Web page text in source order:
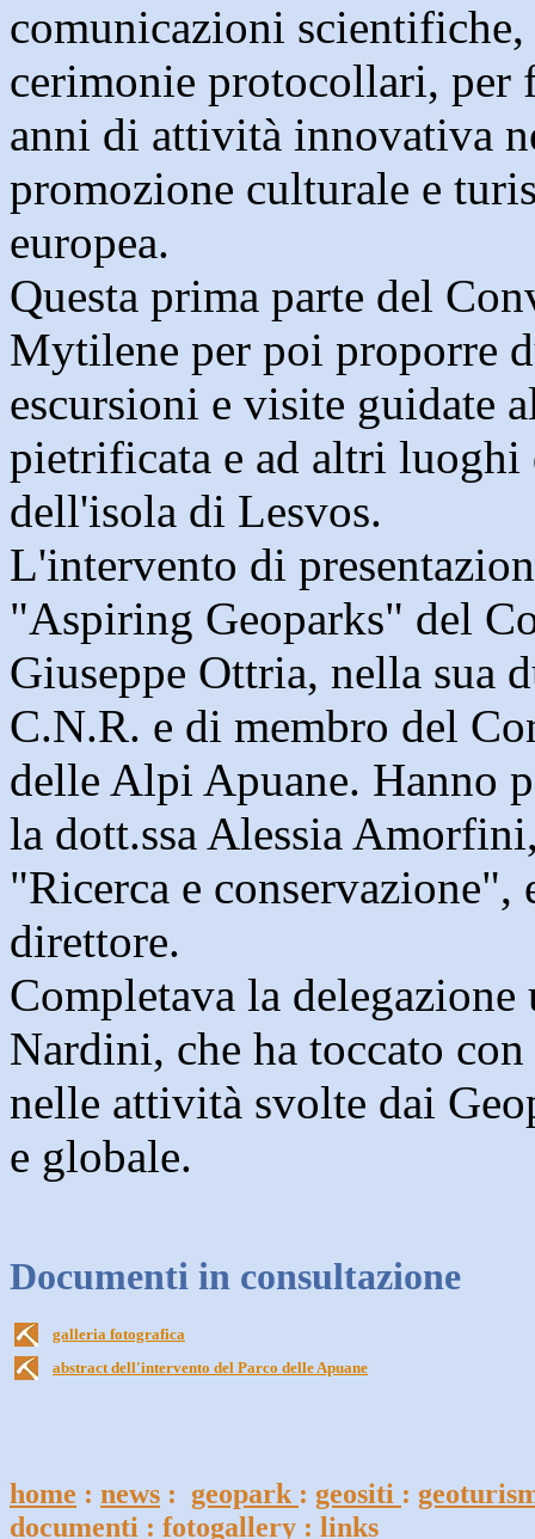
comunicazioni
cerimonie protocollari, per
anni di attività innovativa
promozione culturale e
europea.
Questa prima parte del
Mytilene per poi proporre
escursioni e visite guidate
pietrificata e ad altri luoghi
dell'isola di Lesvos.
L'intervento di
"Aspiring Geoparks" del
Giuseppe Ottria, nella sua
C.N.R. e di membro del
delle Alpi Apuane. Hanno
la dott.ssa Alessia
"Ricerca e
direttore.
Completava la
Nardini, che ha toccato
nelle attività svolte dai
e globale.
Documenti in consultazione
galleria fotografica
abstract dell'intervento del Parco delle Apuane
home : news : geopark : geositi :
documenti : fotogallery : links